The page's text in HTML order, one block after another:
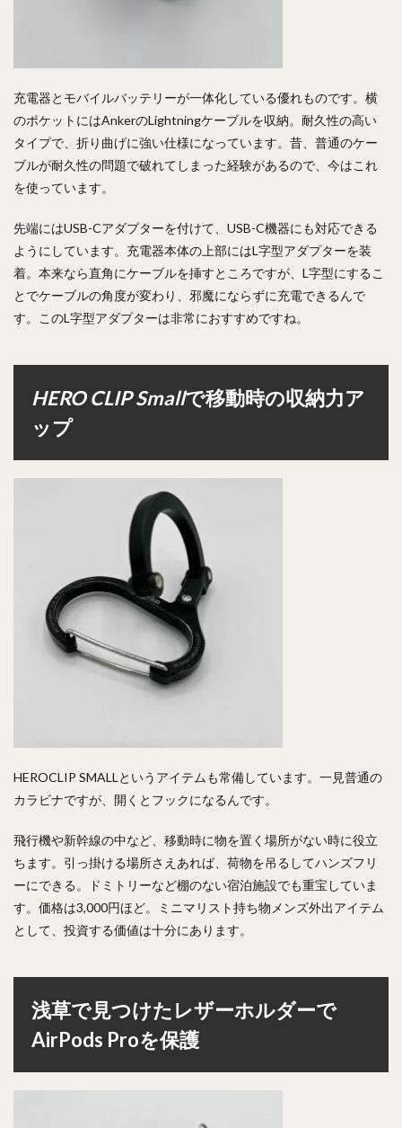
充電器とモバイルバッテリーが一体化している優れものです。横
のポケットにはAnkerのLightningケーブルを収納。耐久性の高い
タイプで、折り曲げに強い仕様になっています。昔、普通のケー
ブルが耐久性の問題で破れてしまった経験があるので、今はこれ
を使っています。
先端にはUSB-Cアダプターを付けて、USB-C機器にも対応できる
ようにしています。充電器本体の上部にはL字型アダプターを装
着。本来なら直角にケーブルを挿すところですが、L字型にするこ
とでケーブルの角度が変わり、邪魔にならずに充電できるんで
す。このL字型アダプターは非常におすすめですね。
HERO CLIP Smallで移動時の収納力ア
ップ
HEROCLIP SMALLというアイテムも常備しています。一見普通の
カラビナですが、開くとフックになるんです。
飛行機や新幹線の中など、移動時に物を置く場所がない時に役立
ちます。引っ掛ける場所さえあれば、荷物を吊るしてハンズフリ
ーにできる。ドミトリーなど棚のない宿泊施設でも重宝していま
す。価格は3,000円ほど。ミニマリスト持ち物メンズ外出アイテム
として、投資する価値は十分にあります。
浅草で見つけたレザーホルダーで
AirPods Proを保護